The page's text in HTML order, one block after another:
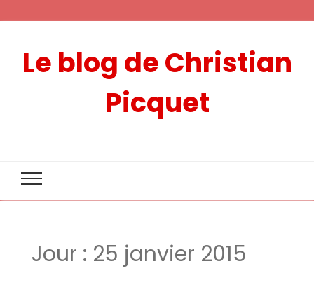
Le blog de Christian
Picquet
Jour : 25 janvier 2015